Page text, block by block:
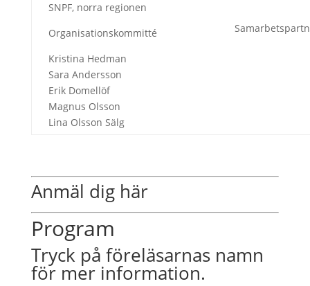
SNPF, norra regionen
Organisationskommitté
Kristina Hedman
Sara Andersson
Erik Domellöf
Magnus Olsson
Lina Olsson Sälg
Anmäl dig här
Program
Tryck på föreläsarnas namn
för mer information.